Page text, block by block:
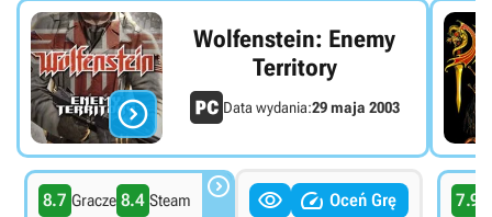

Wolfenstein: Enemy
Territory
Data wydania:29 maja 2003
8.7 Gracze 8.4 Steam    Oceń Grę 7.9